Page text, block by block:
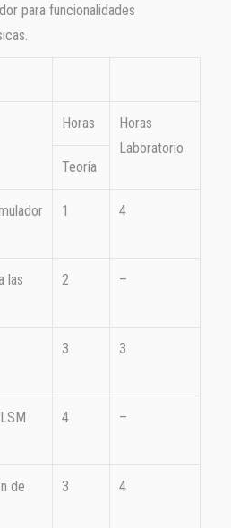
para funcionalidades
Horas
Horas
Laboratorio
Teoría
1 4
las
2 –
3 3
4 –
de
3 4